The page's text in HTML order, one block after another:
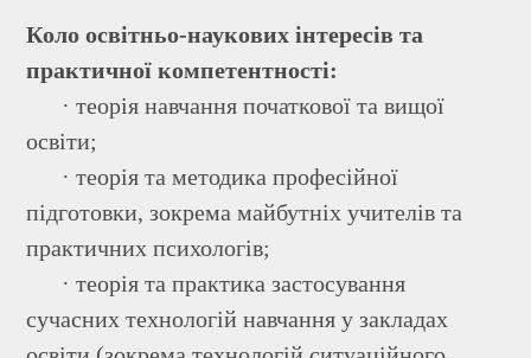
Коло освітньо-наукових інтересів та
практичної компетентності:
· теорія навчання початкової та вищої
освіти;
· теорія та методика професійної
підготовки, зокрема майбутніх учителів та
практичних психологів;
· теорія та практика застосування
сучасних технологій навчання у закладах